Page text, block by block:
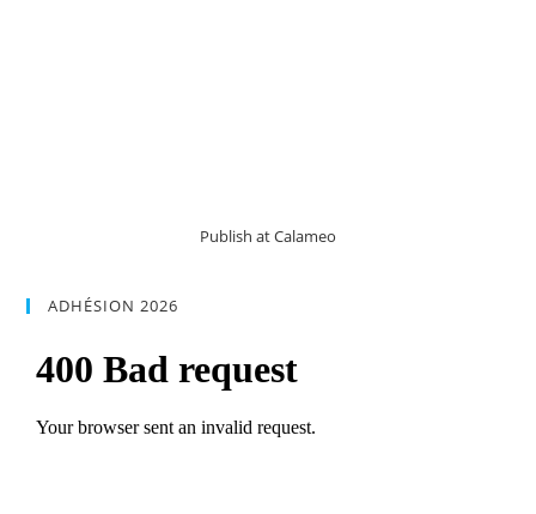
Publish at Calameo
ADHÉSION 2026